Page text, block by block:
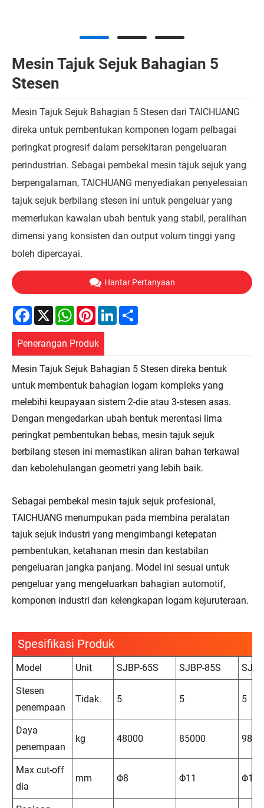
Mesin Tajuk Sejuk Bahagian 5
Stesen
Mesin Tajuk Sejuk Bahagian 5 Stesen dari TAICHUANG
direka untuk pembentukan komponen logam pelbagai
peringkat progresif dalam persekitaran pengeluaran
perindustrian. Sebagai pembekal mesin tajuk sejuk yang
berpengalaman, TAICHUANG menyediakan penyelesaian
tajuk sejuk berbilang stesen ini untuk pengeluar yang
memerlukan kawalan ubah bentuk yang stabil, peralihan
dimensi yang konsisten dan output volum tinggi yang
boleh dipercayai.
Hantar Pertanyaan
Facebook
X WhatsApp
PinterestLinkedIn
Penerangan Produk
Mesin Tajuk Sejuk Bahagian 5 Stesen direka bentuk
untuk membentuk bahagian logam kompleks yang
melebihi keupayaan sistem 2-die atau 3-stesen asas.
Dengan mengedarkan ubah bentuk merentasi lima
peringkat pembentukan bebas, mesin tajuk sejuk
berbilang stesen ini memastikan aliran bahan terkawal
dan kebolehulangan geometri yang lebih baik.
Sebagai pembekal mesin tajuk sejuk profesional,
TAICHUANG menumpukan pada membina peralatan
tajuk sejuk industri yang mengimbangi ketepatan
pembentukan, ketahanan mesin dan kestabilan
pengeluaran jangka panjang. Model ini sesuai untuk
pengeluar yang mengeluarkan bahagian automotif,
komponen industri dan kelengkapan logam kejuruteraan.
Spesifikasi Produk
Model Unit SJBP-65S SJBP-85S
Stesen
penempaan
Tidak. 5 5 5
Daya
penempaan
kg 48000 85000
Max cut-off
dia
mm Φ8 Φ11 Φ13